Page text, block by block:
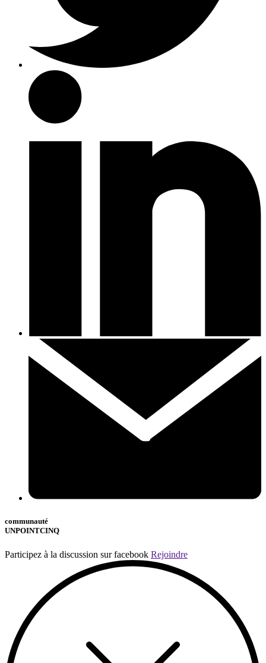
communauté
UNPOINTCINQ
Participez à la discussion sur facebook Rejoindre